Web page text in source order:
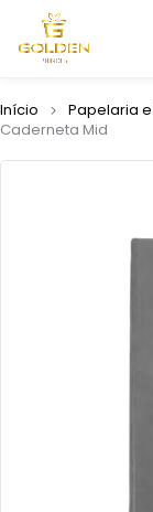
Início Papelaria
Caderneta Mid